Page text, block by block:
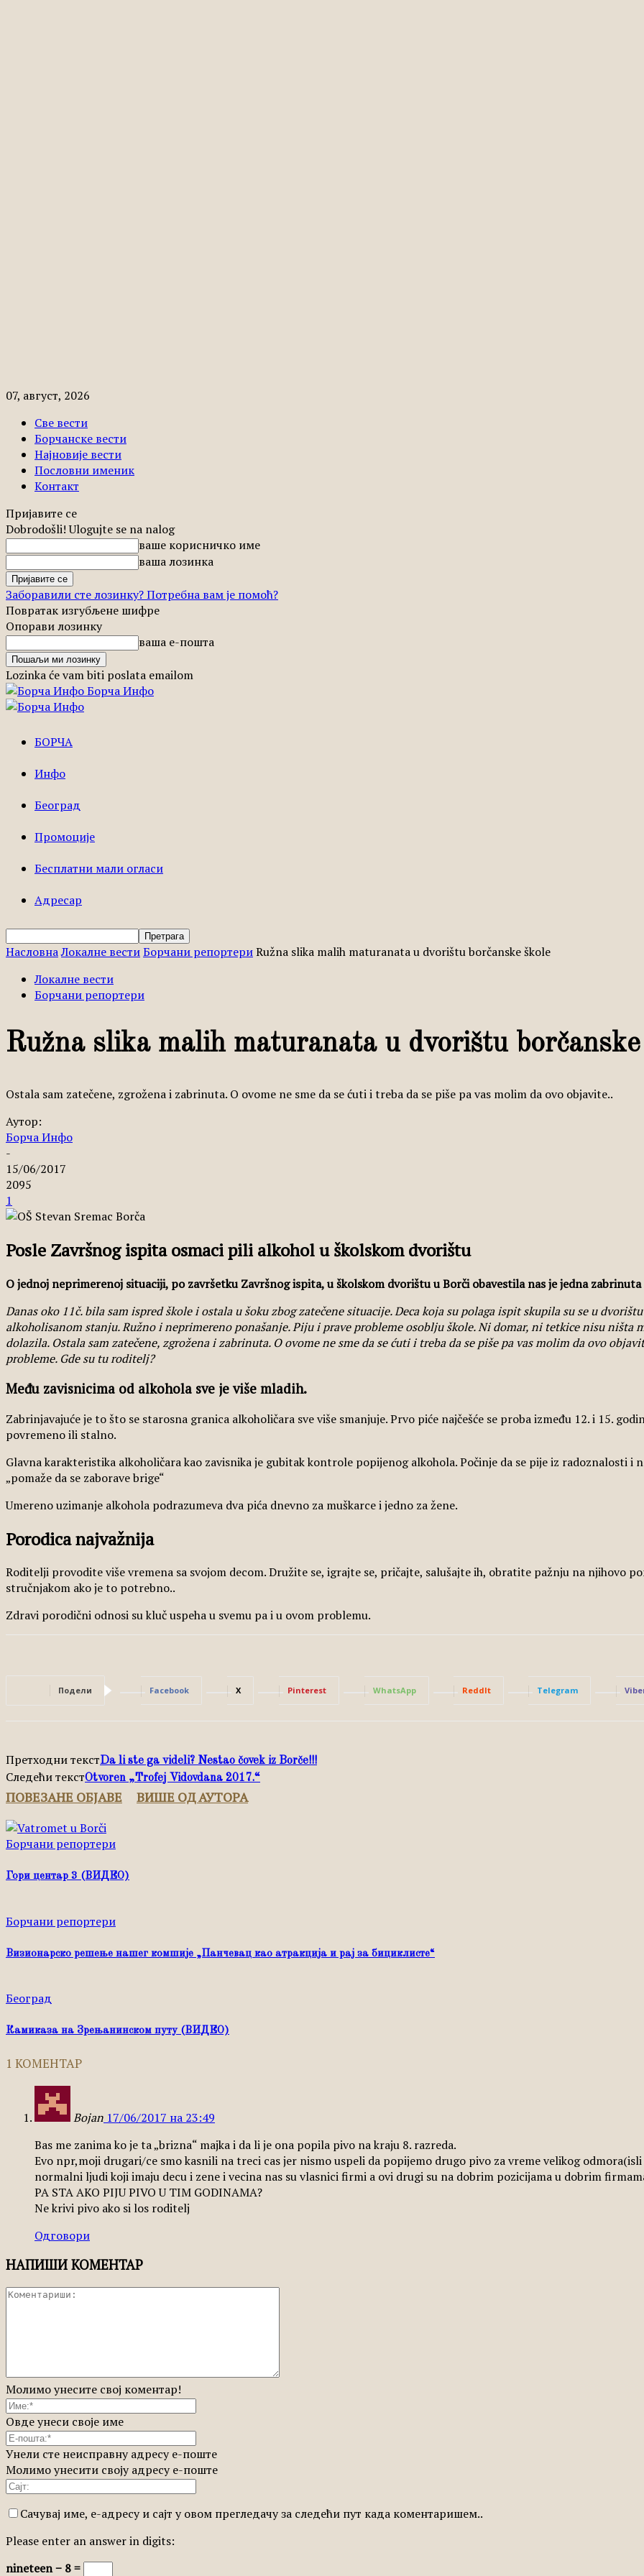
07, август, 2026
Све вести
Борчанске вести
Најновије вести
Пословни именик
Контакт
Пријавите се
Dobrodošli! Ulogujte se na nalog
ваше корисничко име
ваша лозинка
Заборавили сте лозинку? Потребна вам је помоћ?
Повратак изгубљене шифре
Опорави лозинку
ваша е-пошта
Lozinka će vam biti poslata emailom
Борча Инфо
БОРЧА
Инфо
Београд
Промоције
Бесплатни мали огласи
Адресар
НасловнаЛокалне вестиБорчани репортериRužna slika malih maturanata u dvorištu borčanske škole
Локалне вести
Борчани репортери
Ružna slika malih maturanata u dvorištu
Ostala sam zatečene, zgrožena i zabrinuta. O ovome ne sme da se ćuti i treba da se piše pa vas molim da ovo objavite..
Аутор:
Борча Инфо
-
15/06/2017
2095
1
Posle Završnog ispita osmaci pili alkohol u školskom dvorištu
O jednoj neprimerenoj situaciji, po završetku Završnog ispita, u školskom dvorištu u Borči obavestila nas je jedna zabrinuta
Danas oko 11č. bila sam ispred škole i ostala u šoku zbog zatečene situacije. Deca koja su polaga ispit skupila su se u
alkoholisanom stanju. Ružno i neprimereno ponašanje. Piju i prave probleme osoblju škole. Ni domar, ni tetkice nisu
dolazila. Ostala sam zatečene, zgrožena i zabrinuta. O ovome ne sme da se ćuti i treba da se piše pa vas molim da ovo
probleme. Gde su tu roditelj?
Među zavisnicima od alkohola sve je više mladih.
Zabrinjavajuće je to što se starosna granica alkoholičara sve više smanjuje. Prvo piće najčešće se proba između 12. i 15.
povremeno ili stalno.
Glavna karakteristika alkoholičara kao zavisnika je gubitak kontrole popijenog alkohola. Počinje da se pije iz radoznalosti i
„pomaže da se zaborave brige“
Umereno uzimanje alkohola podrazumeva dva pića dnevno za muškarce i jedno za žene.
Porodica najvažnija
Roditelji provodite više vremena sa svojom decom. Družite se, igrajte se, pričajte, salušajte ih, obratite pažnju na njihovo
stručnjakom ako je to potrebno..
Zdravi porodični odnosi su kluč uspeha u svemu pa i u ovom problemu.
Подели Facebook X Pinterest WhatsApp ReddIt Telegram
Претходни текстDa li ste ga videli? Nestao čovek iz Borče!!!
Следећи текстOtvoren „Trofej Vidovdana 2017.“
ПОВЕЗАНЕ ОБЈАВЕ ВИШЕ ОД АУТОРА
Борчани репортери
Гори центар 3 (ВИДЕО)
Борчани репортери
Визионарско решење нашег комшије „Панчевац као атракција и рај за бициклисте“
Београд
Камиказа на Зрењанинском путу (ВИДЕО)
1 КОМЕНТАР
Bojan 17/06/2017 на 23:49
Bas me zanima ko je ta „brizna“ majka i da li je ona popila pivo na kraju 8. razreda.
Evo npr,moji drugari/ce smo kasnili na treci cas jer nismo uspeli da popijemo drugo pivo za vreme velikog
normalni ljudi koji imaju decu i zene i vecina nas su vlasnici firmi a ovi drugi su na dobrim pozicijama u dobrim
PA STA AKO PIJU PIVO U TIM GODINAMA?
Ne krivi pivo ako si los roditelj
Одговори
НАПИШИ КОМЕНТАР
Молимо унесите свој коментар!
Овде унеси своје име
Унели сте неисправну адресу е-поште
Молимо унесити своју адресу е-поште
Сачувај име, е-адресу и сајт у овом прегледачу за следећи пут када коментаришем..
Please enter an answer in digits:
nineteen − 8 =